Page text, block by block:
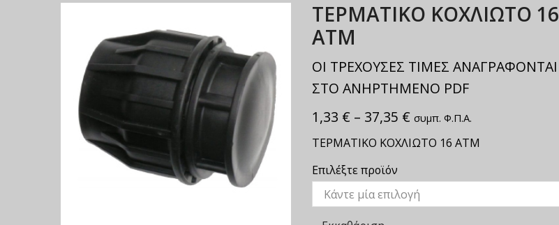
ΤΕΡΜΑΤΙΚΟ ΚΟΧΛΙΩΤΟ 16
ΑΤΜ
ΟΙ ΤΡΕΧΟΥΣΕΣ ΤΙΜΕΣ ΑΝΑΓΡΑΦΟΝΤΑΙ
ΣΤΟ ΑΝΗΡΤΗΜΕΝΟ PDF
1,33 € – 37,35 € συμπ. Φ.Π.Α.
ΤΕΡΜΑΤΙΚΟ ΚΟΧΛΙΩΤΟ 16 ΑΤΜ
Επιλέξτε προϊόν